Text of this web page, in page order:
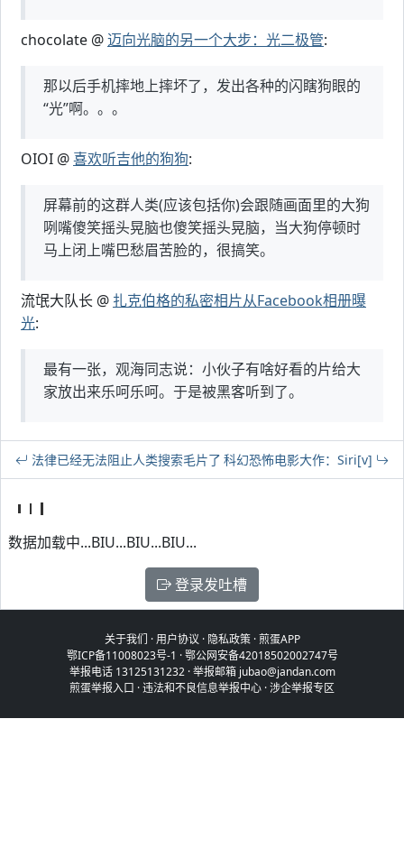
chocolate @迈向光脑的另一个大步：光二极管:
那以后手机摔地上摔坏了，发出各种的闪瞎狗眼的
“光”啊。。。
OIOI @喜欢听吉他的狗狗:
屏幕前的这群人类(应该包括你)会跟随画面里的大狗
咧嘴傻笑摇头晃脑也傻笑摇头晃脑，当大狗停顿时
马上闭上嘴巴愁眉苦脸的，很搞笑。
流氓大队长 @ 扎克伯格的私密相片从Facebook相册曝
光:
最有一张，观海同志说：小伙子有啥好看的片给大
家放出来乐呵乐呵。于是被黑客听到了。
法律已经无法阻止人类搜索毛片了 科幻恐怖电影大作：Siri[v]
数据加载中...BIU...BIU...BIU...
登录发吐槽
关于我们 ·用户协议 · 隐私政策·煎蛋APP
鄂ICP备11008023号-1 ·鄂公网安备42018502002747号
举报电话 13125131232 · 举报邮箱 jubao@jandan.com
煎蛋举报入口 ·违法和不良信息举报中心 ·涉企举报专区